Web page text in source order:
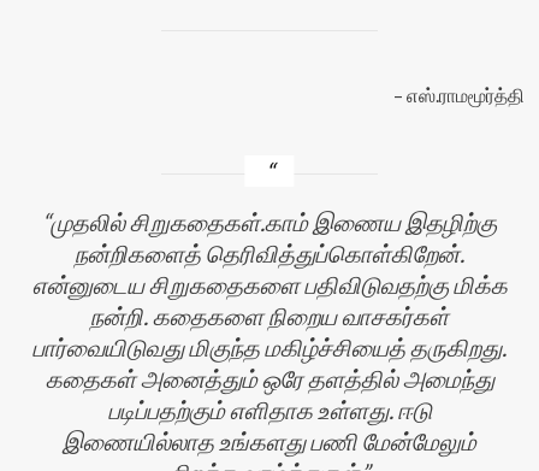
எஸ்.ராமமூர்த்தி
முதலில் சிறுகதைகள்.காம் இணைய இதழிற்கு
நன்றிகளைத் தெரிவித்துப்கொள்கிறேன்.
என்னுடைய சிறுகதைகளை பதிவிடுவதற்கு மிக்க
நன்றி. கதைகளை நிறைய வாசகர்கள்
பார்வையிடுவது மிகுந்த மகிழ்ச்சியைத் தருகிறது.
கதைகள் அனைத்தும் ஒரே தளத்தில் அமைந்து
படிப்பதற்கும் எளிதாக உள்ளது. ஈடு
இணையில்லாத உங்களது பணி மேன்மேலும்